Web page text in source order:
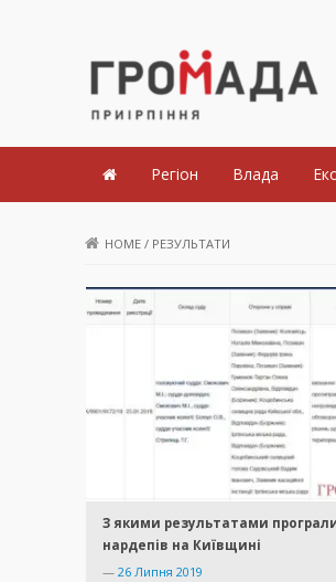
Громада
Регіон Влада
HOME / РЕЗУЛЬТАТИ
З якими результатами
нардепів на Київщині
— 26 Липня 2019